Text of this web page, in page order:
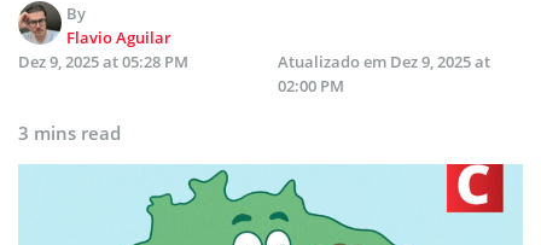
By
Flavio Aguilar
Dez 9, 2025 at 05:28 PM
Atualizado em Dez 9, 2025 at
02:00 PM
3 mins read